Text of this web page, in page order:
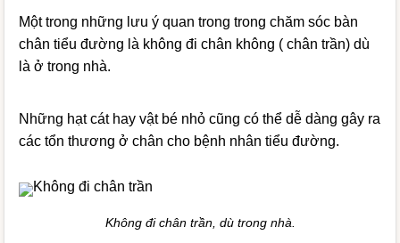
Một trong những lưu ý quan trong trong chăm sóc bàn
chân tiểu đường là không đi chân không ( chân trần) dù
là ở trong nhà.
Những hạt cát hay vật bé nhỏ cũng có thể dễ dàng gây ra
các tổn thương ở chân cho bệnh nhân tiểu đường.
Không đi chân trần, dù trong nhà.